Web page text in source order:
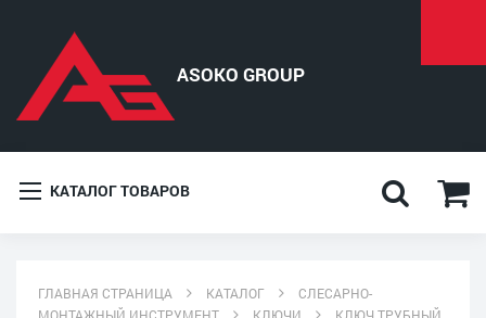
КАТАЛОГ ТОВАРОВ
ГЛАВНАЯ СТРАНИЦА КАТАЛОГ
СЛЕСАРНО-